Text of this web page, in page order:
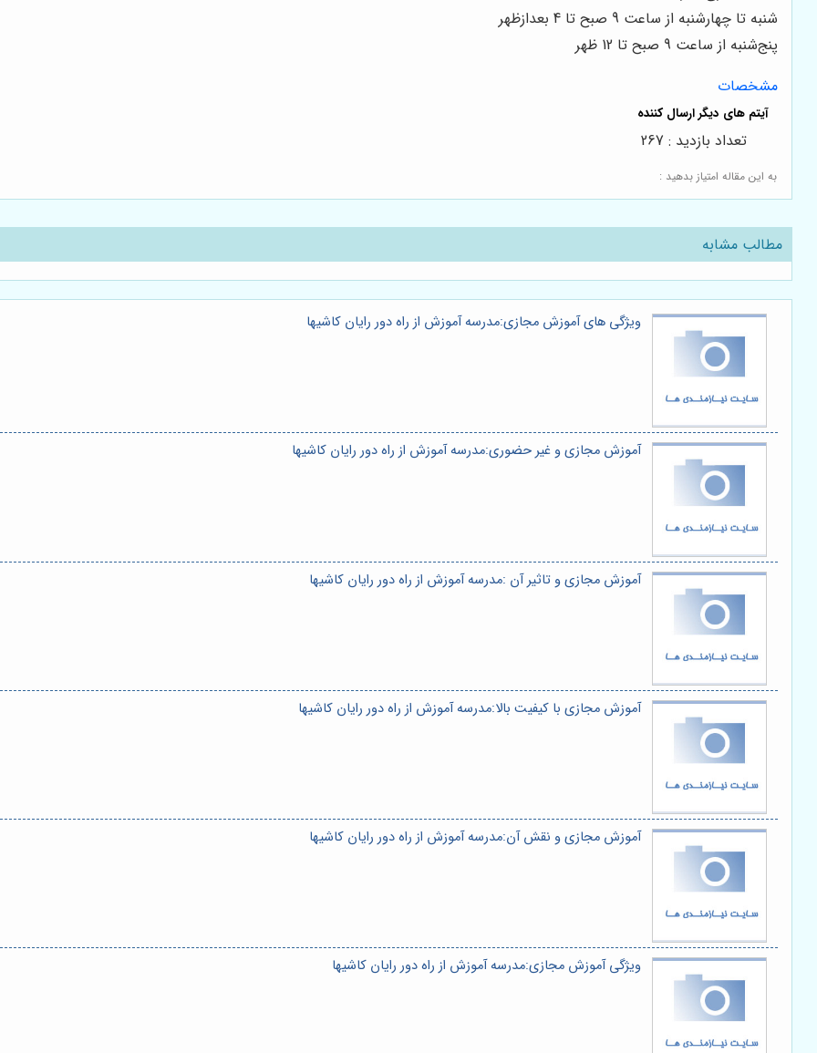
شنبه تا چهارشنبه از ساعت 9 صبح تا 4 بعدازظهر
پنج‌شنبه از ساعت 9 صبح تا 12 ظهر
مشخصات
به این مقاله امتیاز بدهید :
تعداد بازدید : 267
مطالب مشابه
ویژگی های آموزش مجازی:مدرسه آموزش از راه دور رایان کاشیها
آموزش مجازی و غیر حضوری:مدرسه آموزش از راه دور رایان کاشیها
آموزش مجازی و تاثیر آن :مدرسه آموزش از راه دور رایان کاشیها
آموزش مجازی با کیفیت بالا:مدرسه آموزش از راه دور رایان کاشیها
آموزش مجازی و نقش آن:مدرسه آموزش از راه دور رایان کاشیها
ویژگی آموزش مجازی:مدرسه آموزش از راه دور رایان کاشیها